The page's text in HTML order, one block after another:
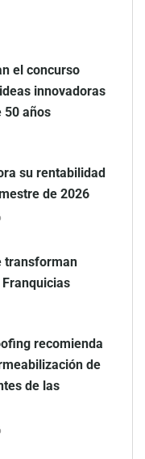
el concurso
innovadoras
50 años
su rentabilidad
de 2026
transforman
recomienda
de
de las